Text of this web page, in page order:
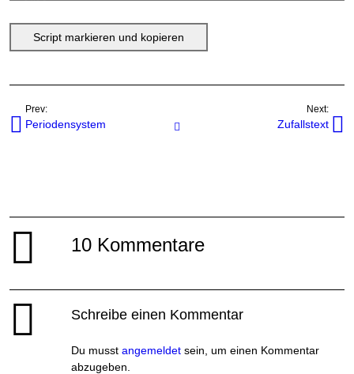
Prev:
Periodensystem
Next:
Zufallstext
10 Kommentare
Schreibe einen Kommentar
Du musstangemeldet sein, um einen Kommentar
abzugeben.